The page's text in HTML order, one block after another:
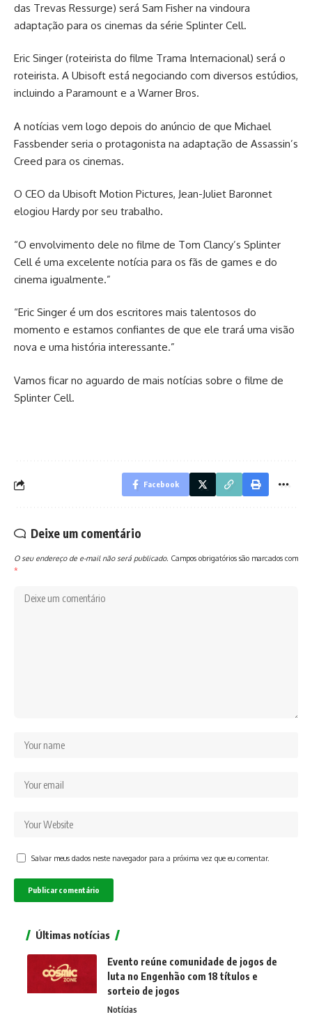
das Trevas Ressurge) será Sam Fisher na vindoura
adaptação para os cinemas da série Splinter Cell.
Eric Singer (roteirista do filme Trama Internacional) será o
roteirista. A Ubisoft está negociando com diversos estúdios,
incluindo a Paramount e a Warner Bros.
A notícias vem logo depois do anúncio de que Michael
Fassbender seria o protagonista na adaptação de Assassin’s
Creed para os cinemas.
O CEO da Ubisoft Motion Pictures, Jean-Juliet Baronnet
elogiou Hardy por seu trabalho.
“O envolvimento dele no filme de Tom Clancy’s Splinter
Cell é uma excelente notícia para os fãs de games e do
cinema igualmente.”
“Eric Singer é um dos escritores mais talentosos do
momento e estamos confiantes de que ele trará uma visão
nova e uma história interessante.”
Vamos ficar no aguardo de mais notícias sobre o filme de
Splinter Cell.
Facebook
Deixe um comentário
O seu endereço de e-mail não será publicado. Campos obrigatórios são marcados com
*
Salvar meus dados neste navegador para a próxima vez que eu comentar.
Últimas notícias
Evento reúne comunidade de jogos de
luta no Engenhão com 18 títulos e
sorteio de jogos
Notícias